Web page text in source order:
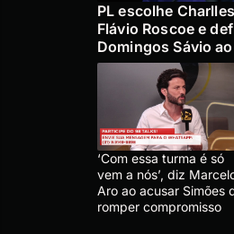
PL escolhe
Flávio Roscoe e
Domingos Sávio
‘Com essa turma é só
vem a nós’, diz
Aro ao acusar Simões
romper compromisso